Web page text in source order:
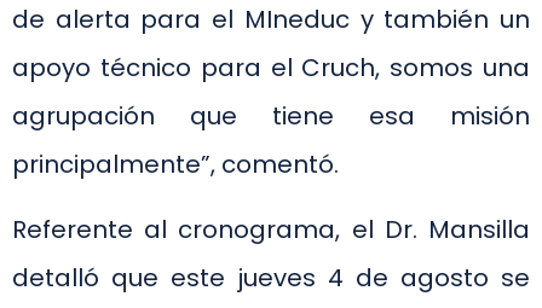
de alerta para el MIneduc y también un
apoyo técnico para el Cruch, somos una
agrupación que tiene esa misión
principalmente”, comentó.
Referente al cronograma, el Dr. Mansilla
detalló que este jueves 4 de agosto se